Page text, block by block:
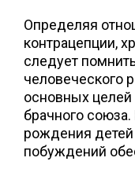
Определяя
контрацепции,
следует
человеческого
основных целей
брачного
рождения детей
побуждений